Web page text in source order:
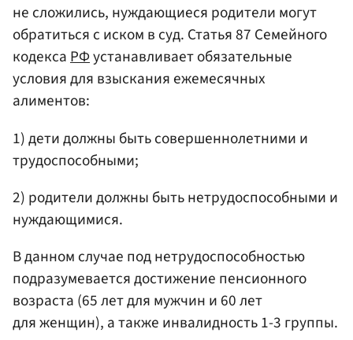
не сложились, нуждающиеся родители могут
обратиться с иском в суд. Статья 87 Семейного
кодексаРФустанавливает обязательные
условия для взыскания ежемесячных
алиментов:
1) дети должны быть совершеннолетними и
трудоспособными;
2) родители должны быть нетрудоспособными и
нуждающимися.
В данном случае под нетрудоспособностью
подразумевается достижение пенсионного
возраста (65 лет для мужчин и 60 лет
для женщин), а также инвалидность 1-3 группы.